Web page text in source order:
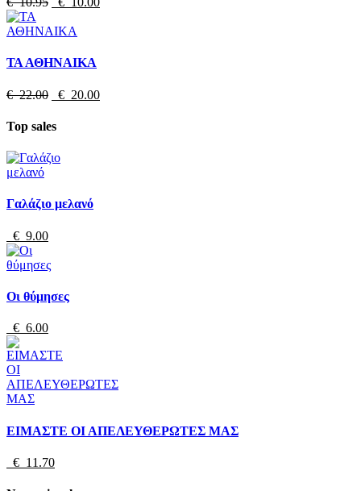
ΤΑ ΑΘΗΝΑΙΚΑ
€ 22.00 € 20.00
Top sales
Γαλάζιο μελανό
€ 9.00
Οι θύμησες
€ 6.00
ΕΙΜΑΣΤΕ ΟΙ ΑΠΕΛΕΥΘΕΡΩΤΕΣ ΜΑΣ
€ 11.70